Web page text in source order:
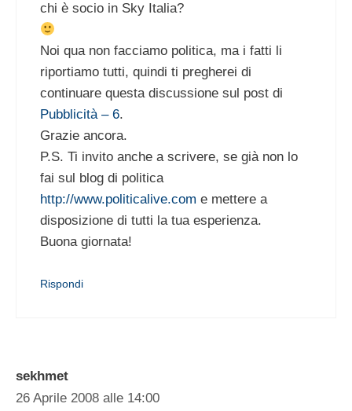
chi è socio in Sky Italia?
Noi qua non facciamo politica, ma i fatti li
riportiamo tutti, quindi ti pregherei di
continuare questa discussione sul post di
Pubblicità – 6.
Grazie ancora.
P.S. Ti invito anche a scrivere, se già non lo
fai sul blog di politica
http://www.politicalive.com e mettere a
disposizione di tutti la tua esperienza.
Buona giornata!
Rispondi
sekhmet
26 Aprile 2008 alle 14:00